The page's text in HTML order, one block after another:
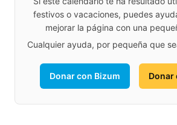
festivos o vacaciones, puedes
mejorar la página con una
Cualquier ayuda, por pequeña que
Donar con Bizum Donar